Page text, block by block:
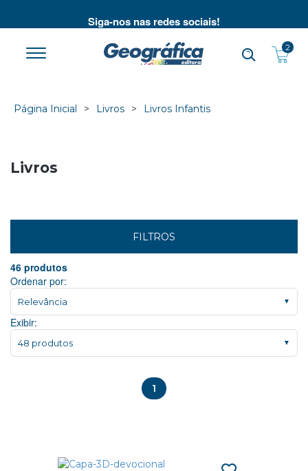
Siga-nos nas redes sociais!
2
Página Inicial Livros Livros Infantis
Livros
FILTROS
46 produtos
Ordenar por:
Relevância ▼
Exibir:
48 produtos ▼
1